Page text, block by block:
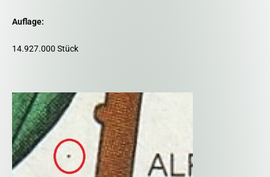
Auflage:
14.927.000 Stück